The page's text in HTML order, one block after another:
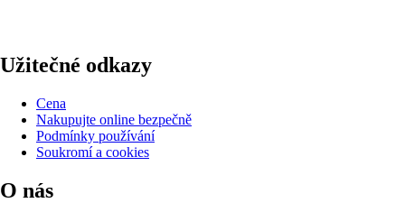
Užitečné odkazy
Cena
Nakupujte online bezpečně
Podmínky používání
Soukromí a cookies
O nás